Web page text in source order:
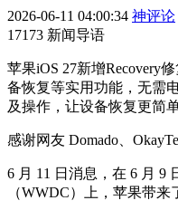
2026-06-11 04:00:34 神评论
17173 新闻导语
苹果iOS 27新增Recovery
备恢复等实用功能，无需
及操作，让设备恢复更简单
感谢网友 Domado、
6 月 11 日消息，在 6 月 9
（WWDC）上，苹果带来